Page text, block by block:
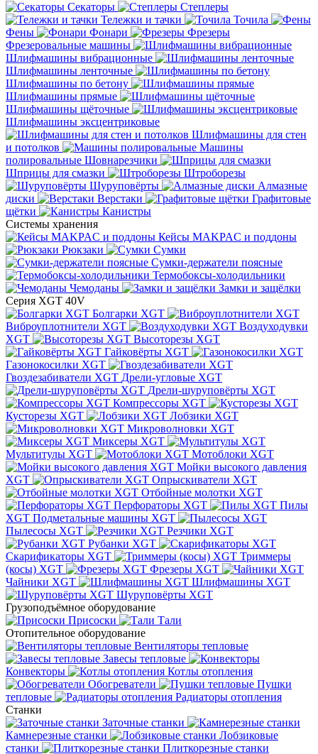
Секаторы
Степлеры
Тележки и тачки
Точила
Фены
Фонари
Фрезеры
Фрезеровальные машины
Шлифмашины вибрационные
Шлифмашины ленточные
Шлифмашины по бетону
Шлифмашины прямые
Шлифмашины щёточные
Шлифмашины эксцентриковые
Шлифмашины для стен
и потолков
Машины
полировальные Шовнарезчики
Шприцы для смазки
Штроборезы
Шуруповёрты
Алмазные
диски
Верстаки
Графитовые
щётки
Канистры
Системы хранения
Кейсы MAKPAC и поддоны
Рюкзаки
Сумки
Сумки-держатели поясные
Термобоксы-холодильники
Чемоданы
Замки и защёлки
Серия XGT 40V
Болгарки XGT
Виброуплотнители XGT
Воздуходувки
XGT
Высоторезы XGT
Гайковёрты XGT
Газонокосилки XGT
Гвоздезабиватели XGT Дрели-угловые XGT
Дрели-шуруповёрты XGT
Компрессоры XGT
Кусторезы XGT
Лобзики XGT
Микроволновки XGT
Миксеры XGT
Мультитулы XGT
Мотоблоки XGT
Мойки высокого давления
XGT
Опрыскиватели XGT
Отбойные молотки XGT
Перфораторы XGT
Пилы
XGT Подметальные машины XGT
Пылесосы XGT
Резчики XGT
Рубанки XGT
Скарификаторы XGT
Триммеры
(косы) XGT
Фрезеры XGT
Чайники XGT
Шлифмашины XGT
Шуруповёрты XGT
Грузоподъёмное оборудование
Присоски
Тали
Отопительное оборудование
Вентиляторы тепловые
Завесы тепловые
Конвекторы
Котлы отопления
Обогреватели
Пушки
тепловые
Радиаторы отопления
Станки
Заточные станки
Камнерезные станки
Лобзиковые
станки
Плиткорезные станки